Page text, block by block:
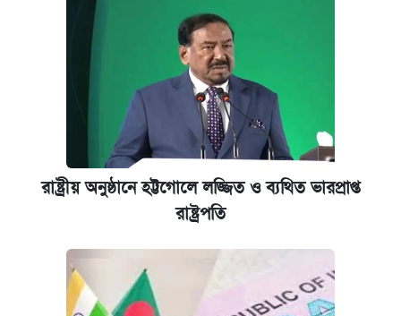
রাষ্ট্রীয় অনুষ্ঠানে হট্টগোলে লজ্জিত ও ব্যথিত ভারপ্রাপ্ত
রাষ্ট্রপতি